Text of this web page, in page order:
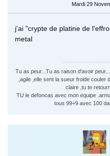
Mardi 29
j'ai "crypte de platine de
metal
Tu as peur...Tu as raison d'avoir
,agile ,elle sent la sueur froide couler
claire ,tu te
TU le defoncas avec mon equipe
tous 99+9 avec 100